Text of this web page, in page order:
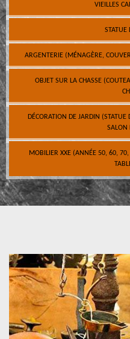
VIEILLES
STATUE
ARGENTERIE (MÉNAGÈRE,
OBJET SUR LA CHASSE
DÉCORATION DE JARDIN (STATUE
SALON
MOBILIER XXE (ANNÉE 50, 60,